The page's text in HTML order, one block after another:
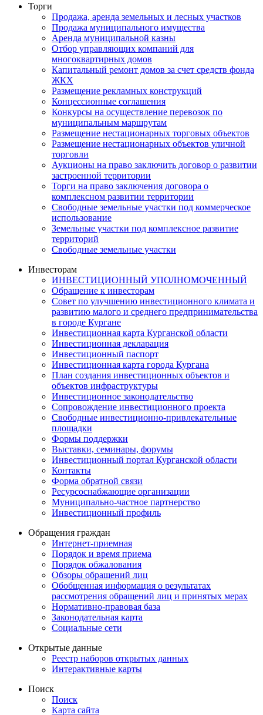
Торги
Продажа, аренда земельных и лесных участков
Продажа муниципального имущества
Аренда муниципальной казны
Отбор управляющих компаний для
многоквартирных домов
Капитальный ремонт домов за счет средств фонда
ЖКХ
Размещение рекламных конструкций
Концессионные соглашения
Конкурсы на осуществление перевозок по
муниципальным маршрутам
Размещение нестационарных торговых объектов
Размещение нестационарных объектов уличной
торговли
Аукционы на право заключить договор о развитии
застроенной территории
Торги на право заключения договора о
комплексном развитии территории
Свободные земельные участки под коммерческое
использование
Земельные участки под комплексное развитие
территорий
Свободные земельные участки
Инвесторам
ИНВЕСТИЦИОННЫЙ УПОЛНОМОЧЕННЫЙ
Обращение к инвесторам
Совет по улучшению инвестиционного климата и
развитию малого и среднего предпринимательства
в городе Кургане
Инвестиционная карта Курганской области
Инвестиционная декларация
Инвестиционный паспорт
Инвестиционная карта города Кургана
План создания инвестиционных объектов и
объектов инфраструктуры
Инвестиционное законодательство
Сопровождение инвестиционного проекта
Свободные инвестиционно-привлекательные
площадки
Формы поддержки
Выставки, семинары, форумы
Инвестиционный портал Курганской области
Контакты
Форма обратной связи
Ресурсоснабжающие организации
Муниципально-частное партнерство
Инвестиционный профиль
Обращения граждан
Интернет-приемная
Порядок и время приема
Порядок обжалования
Обзоры обращений лиц
Обобщенная информация о результатах
рассмотрения обращений лиц и принятых мерах
Нормативно-правовая база
Законодательная карта
Социальные сети
Открытые данные
Реестр наборов открытых данных
Интерактивные карты
Поиск
Поиск
Карта сайта